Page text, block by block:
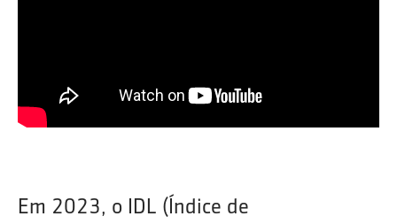
Em 2023, o IDL (Índice de